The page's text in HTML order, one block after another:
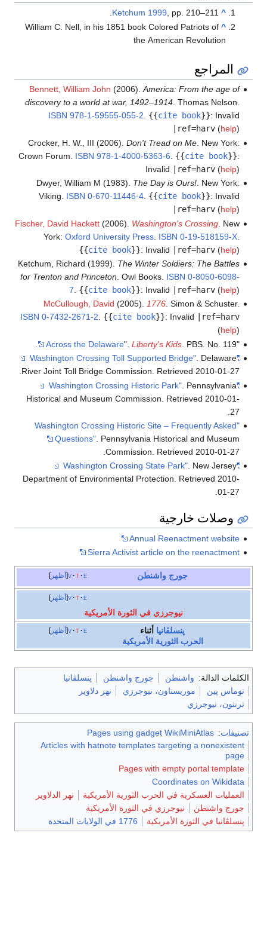
^
Ketchum 1999, pp. 210–211.
^
William C. Nell, in his 1851 book Colored Patriots of
the American Revolution
المراجع
Bennett, William John (2006).America: From the age of
discovery to a world at war, 1492–1914. Thomas Nelson.
ISBN 978-1-59555-055-2. {{cite book}}: Invalid
|ref=harv(help)
Crocker, H. W., III (2006). Don't Tread on Me. New York:
Crown Forum. ISBN 978-1-4000-5363-6 {{cite book}}:
Invalid
|ref=harv(help)
Dwyer, William M (1983). The Day is Ours!. New York:
Viking. ISBN 0-670-11446-4. {{cite book}}: Invalid
|ref=harv(help)
Fischer, David Hackett(2006). Washington's Crossing. New
York: Oxford University Press. ISBN 0-19-518159-X.
{{cite book}}: Invalid |ref=harv(help)
Ketchum, Richard (1999). The Winter Soldiers: The Battles
for Trenton and Princeton . Owl Books. ISBN 0-8050-6098-
7
{{cite book}}: Invalid |ref=harv(help)
McCullough, David (2005). 1776. Simon & Schuster.
ISBN 0-7432-2671-2. {{cite book}}: Invalid
|ref=harv
(help)
"
Across the Delaware". Liberty's Kids. PBS. No. 119.
"Washington Crossing Toll Supported Bridge"
. Delaware
River Joint Toll Bridge Commission . Retrieved 2010-01-27
"Washington Crossing Historic Park"
. Pennsylvania
Historical and Museum Commission . Retrieved 2010-01-
27
"Washington Crossing Historic Site – Frequently Asked
Questions". Pennsylvania Historical and Museum
Commission . Retrieved 2010-01-27
"Washington Crossing State Park"
. New Jersey
Department of Environmental Protection. Retrieved 2010-
01-27
.
وصلات خارجية
Annual Reenactment website
Sierra Activist article on the reenactment
أظهر v t e جورج واشنطن
أظهر v t e
نيوجرزي في الثورة الأمريكية
أظهر v t e پنسلڤانيا أثناء
الحرب الثورية الأمريكية
الكلمات الدالة: واشنطن جورج واشنطن
پنسلڤانيا
توماس پين
موريستاون، نيوجرزي
نهر دلاوير
ترنتون، نيوجرزي
تصنيفات:
Pages using gadget WikiMiniAtlas
Articles with hatnote templates targeting a nonexistent
page
Pages with empty portal template
Coordinates on Wikidata
العمليات العسكرية في الحرب الثورية الأمريكية
نهر الدلاوير
جورج واشنطن
نيوجرزي في الثورة الأمريكية
پنسلڤانيا في الثورة الأمريكية
1776 في الولايات المتحدة